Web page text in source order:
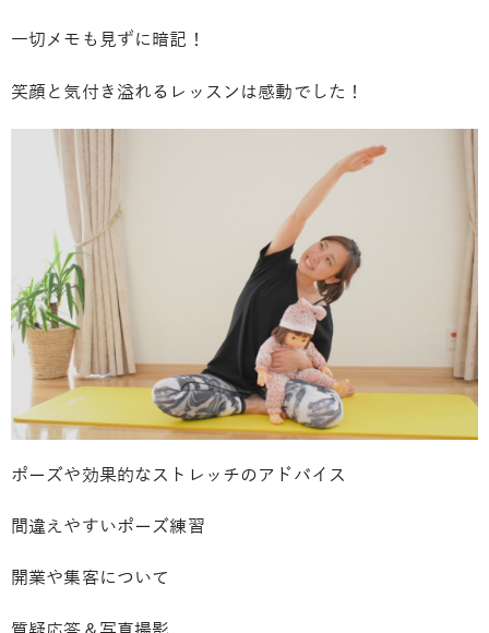
一切メモも見ずに暗記！
笑顔と気付き溢れるレッスンは感動でした！
ポーズや効果的なストレッチのアドバイス
間違えやすいポーズ練習
開業や集客について